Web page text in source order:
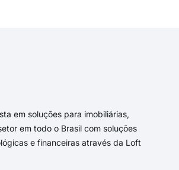
em soluções para imobiliárias,
em todo o Brasil com soluções
e financeiras através da Loft